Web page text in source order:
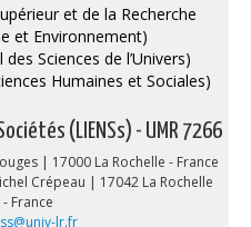
et de la Recherche
et Environnement)
Sciences de l’Univers)
Humaines et Sociales)
(LIENSs) - UMR 7266
| 17000 La Rochelle - France
Crépeau | 17042 La Rochelle
France
lr.fr